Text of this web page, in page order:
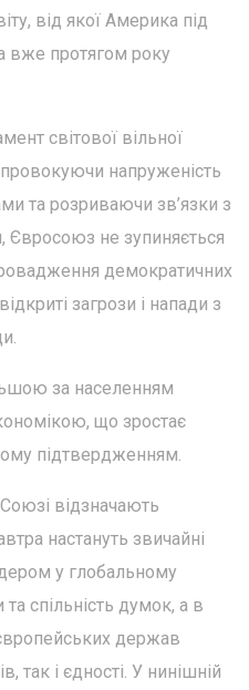
від якої Америка під
вже протягом року
світової вільної
провокуючи напруженість
та розриваючи зв’язки з
Євросоюз не зупиняється
демократичних
загрози і напади з
за населенням
що зростає
підтвердженням.
відзначають
настануть звичайні
у глобальному
спільність думок, а в
держав
так і єдності. У нинішній